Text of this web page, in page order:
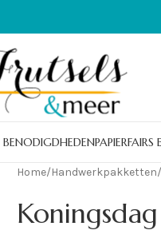
BENODIGDHEDENPAPIERFAIRS
Home/Handwerkpakketten/